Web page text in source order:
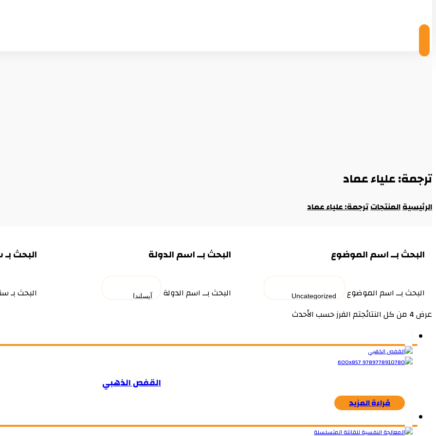
ترجمة: علياء عماد
الرئيسيةالمنتجاتترجمة: علياء عماد
البحث بــ اسم الموضوع
البحث بــ اسم الموضوع
البحث بــ اسم الدولة
البحث بــ اسم الدولة
البحث
البحث بـ
عرض ⁦4⁩ من كل النتائج
تم الفرز حسب الأحدث
القفص الذهبي
قراءة المزيد